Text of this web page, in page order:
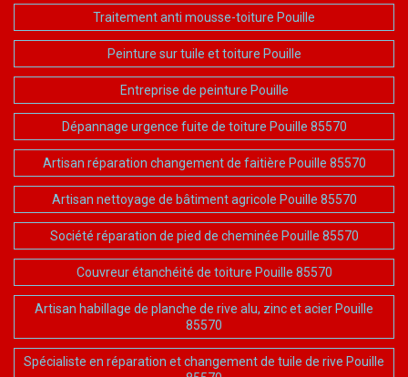
Traitement anti mousse-toiture Pouille
Peinture sur tuile et toiture Pouille
Entreprise de peinture Pouille
Dépannage urgence fuite de toiture Pouille 85570
Artisan réparation changement de faitière Pouille 85570
Artisan nettoyage de bâtiment agricole Pouille 85570
Société réparation de pied de cheminée Pouille 85570
Couvreur étanchéité de toiture Pouille 85570
Artisan habillage de planche de rive alu, zinc et acier Pouille
85570
Spécialiste en réparation et changement de tuile de rive Pouille